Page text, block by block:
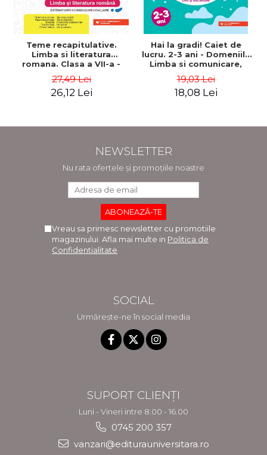
Teme recapitulative.
Limba si literatura
romana. Clasa a VII-a -
consolidare, evaluare -
Mihaela Dobos
27,49 Lei
26,12 Lei
Hai la gradi! Caiet de
lucru. 2-3 ani - Domeniile
Limba si comunicare,
19,03 Lei
18,08 Lei
NEWSLETTER
Nu rata ofertele și promoțiile noastre
Vreau sa primesc newsletter cu promotiile
magazinului. Afla mai multe in Politica de
Confidentialitate
SOCIAL
Urmărește-ne în social media
SUPORT CLIENȚI
Luni - Vineri intre 8.00 - 16.00
0745 200 357
vanzari@editurauniversitara.ro